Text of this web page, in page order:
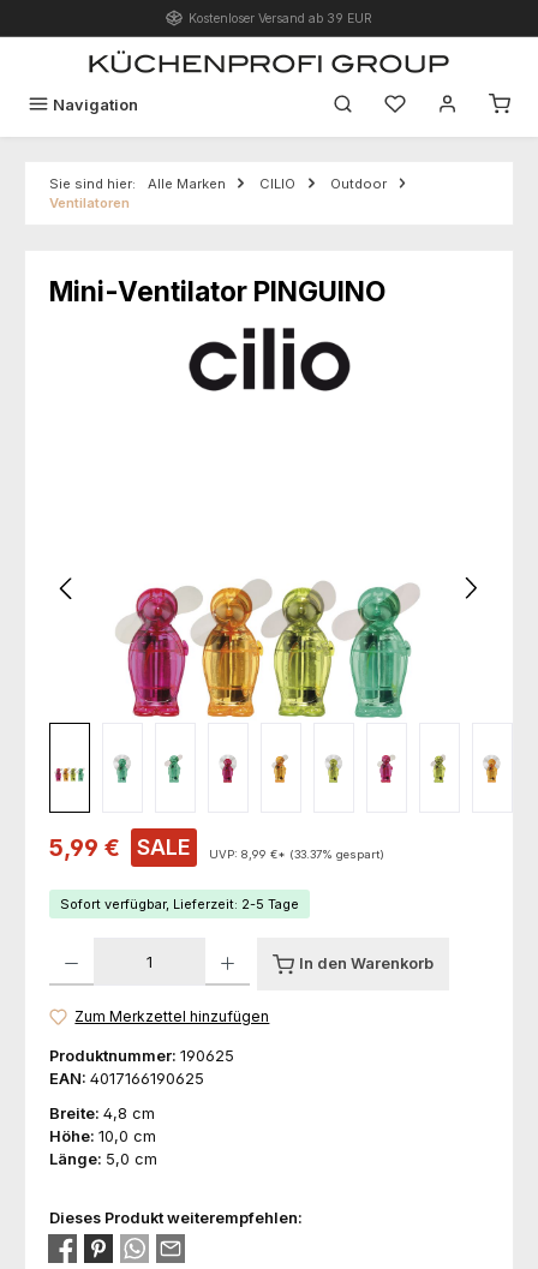
Zum Hauptinhalt springenKostenloser Versand ab 39 EUR
Navigation Du hast 0
Sie sind hier: Alle Marken CILIO
Outdoor
Ventilatoren
Mini-Ventilator PINGUINO
Verkaufspreis:
5,99 € SALE UVP: 8,99 €* (33.37% gespart)
Sofort verfügbar, Lieferzeit: 2-5 Tage
In den Warenkorb
Zum Merkzettel hinzufügen
Produktnummer: 190625
EAN: 4017166190625
Breite: 4,8 cm
Höhe: 10,0 cm
Länge: 5,0 cm
Dieses Produkt weiterempfehlen: